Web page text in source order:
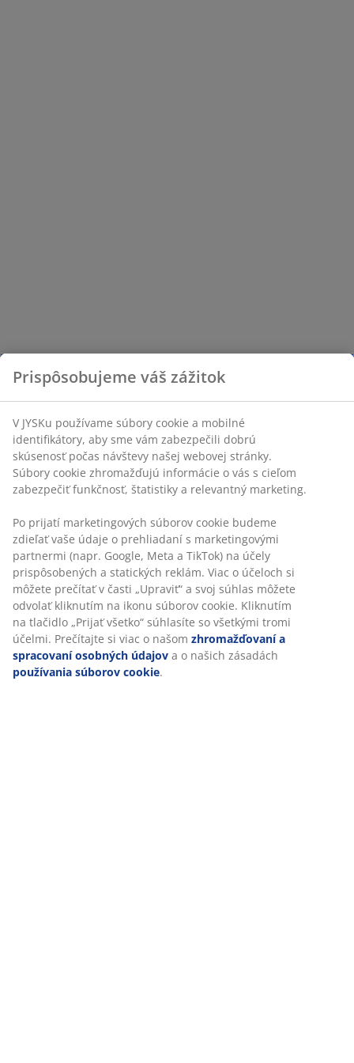
Prispôsobujeme váš zážitok
V JYSKu používame súbory cookie a mobilné
identifikátory, aby sme vám zabezpečili dobrú
skúsenosť počas návštevy našej webovej stránky.
Súbory cookie zhromažďujú informácie o vás s cieľom
zabezpečiť funkčnosť, štatistiky a relevantný marketing.
Po prijatí marketingových súborov cookie budeme
zdieľať vaše údaje o prehliadaní s marketingovými
partnermi (napr. Google, Meta a TikTok) na účely
prispôsobených a statických reklám. Viac o účeloch si
môžete prečítať v časti „Upraviť“ a svoj súhlas môžete
odvolať kliknutím na ikonu súborov cookie. Kliknutím
na tlačidlo „Prijať všetko“ súhlasíte so všetkými tromi
účelmi. Prečítajte si viac o našom zhromažďovaní a
spracovaní osobných údajov a o našich zásadách
používania súborov cookie.